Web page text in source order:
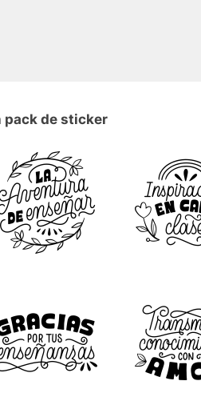
pack de sticker